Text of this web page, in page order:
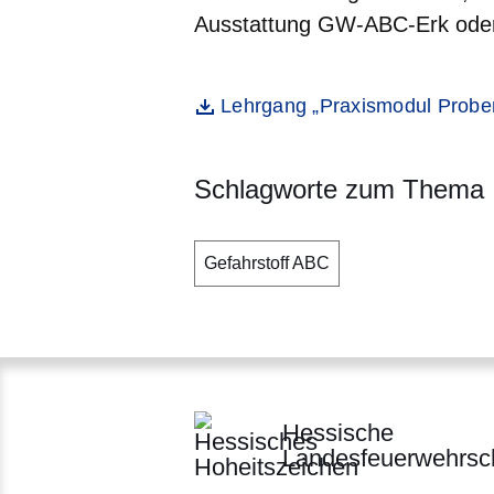
Ausstattung GW-ABC-Erk
DateiLehrgang „Praxismodul
Öffnet sich in einem neuen
Schlagworte zum Thema
Gefahrstoff ABC
Hessische